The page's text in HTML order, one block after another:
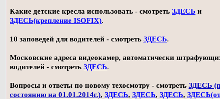
Какие детские кресла использовать - смотреть ЗДЕСЬ и
ЗДЕСЬ(крепление ISOFIX).
10 заповедей для водителей - смотреть ЗДЕСЬ.
Московские адреса видеокамер, автоматически
водителей - смотреть ЗДЕСЬ.
Вопросы и ответы по новому техосмотру - смотреть ЗДЕСЬ
состоянию на 01.01.2014г.), ЗДЕСЬ, ЗДЕСЬ, ЗДЕСЬ,